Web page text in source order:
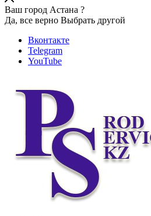
Ваш город Астана ?
Да, все верно Выбрать другой
Вконтакте
Telegram
YouTube